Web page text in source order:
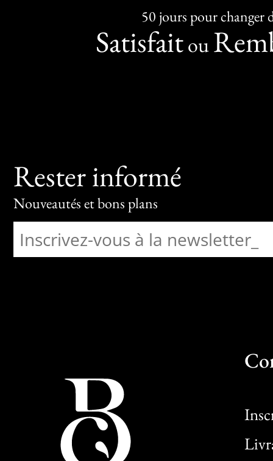
50 jours pour changer
Satisfaitou
Rester informé
Nouveautés et bons plans